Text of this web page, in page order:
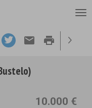
email print
10.000 €